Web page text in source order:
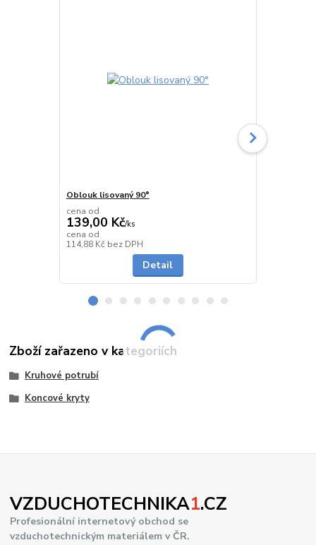
Oblouk lisovaný 90°
cena od
139,00 Kč/ks
cena od
114,88 Kč bez DPH
Detail
Zboží zařazeno v kategoriích
Kruhové potrubí
Koncové kryty
VZDUCHOTECHNIKA1.CZ
Profesionální internetový obchod se
vzduchotechnickým materiálem v ČR.